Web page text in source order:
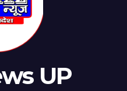
UP